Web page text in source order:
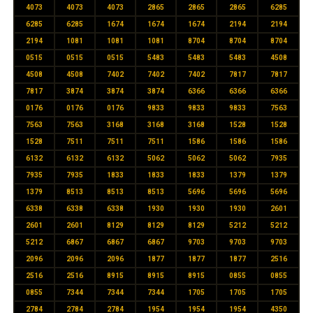
4073 4073 4073 2865 2865 2865 6285
6285 6285 1674 1674 1674 2194 2194
2194 1081 1081 1081 8704 8704 8704
0515 0515 0515 5483 5483 5483 4508
4508 4508 7402 7402 7402 7817 7817
7817 3874 3874 3874 6366 6366 6366
0176 0176 0176 9833 9833 9833 7563
7563 7563 3168 3168 3168 1528 1528
1528 7511 7511 7511 1586 1586 1586
6132 6132 6132 5062 5062 5062 7935
7935 7935 1833 1833 1833 1379 1379
1379 8513 8513 8513 5696 5696 5696
6338 6338 6338 1930 1930 1930 2601
2601 2601 8129 8129 8129 5212 5212
5212 6867 6867 6867 9703 9703 9703
2096 2096 2096 1877 1877 1877 2516
2516 2516 8915 8915 8915 0855 0855
0855 7344 7344 7344 1705 1705 1705
2784 2784 2784 1954 1954 1954 4350